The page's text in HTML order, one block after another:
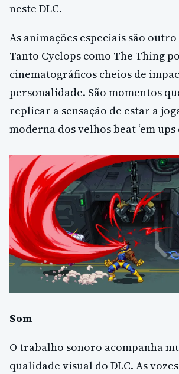
neste DLC.
As animações especiais são
Tanto Cyclops como The Thing
cinematográficos cheios de
personalidade. São momentos
replicar a sensação de estar a
moderna dos velhos beat ‘em ups
Som
O trabalho sonoro acompanha
qualidade visual do DLC. As